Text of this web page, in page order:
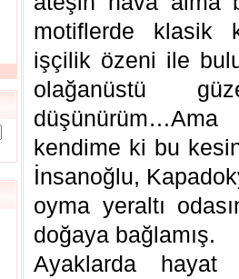
motiflerde klasik
işçilik özeni ile
olağanüstü
kendime ki bu
İnsanoğlu,
oyma yeraltı
doğaya bağlamış.
Ayaklarda hayat